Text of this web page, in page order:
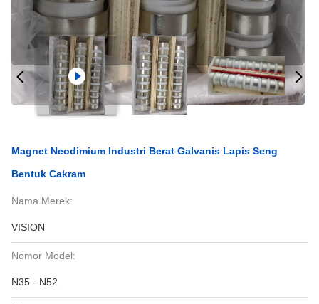
Magnet Neodimium Industri Berat Galvanis Lapis Seng
Bentuk Cakram
Nama Merek:
VISION
Nomor Model:
N35 - N52